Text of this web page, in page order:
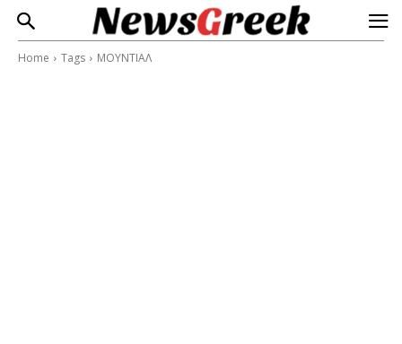
Home Tags ΜΟΥΝΤΙΑΛ